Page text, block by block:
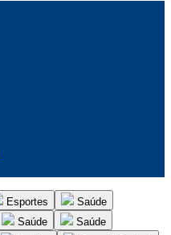
Esportes
Saúde
Saúde
Saúde